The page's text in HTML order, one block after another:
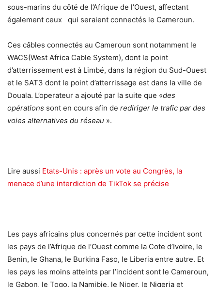
sous-marins du côté de l’Afrique de l’Ouest, affectant
également ceux qui seraient connectés le Cameroun.
Ces câbles connectés au Cameroun sont notamment le
WACS(West Africa Cable System), dont le point
d’atterrissement est à Limbé, dans la région du Sud-Ouest
et le SAT3 dont le point d’atterrissage est dans la ville de
Douala. L’operateur a ajouté par la suite que «des
opérations sont en cours afin de rediriger le trafic par des
voies alternatives du réseau ».
Lire aussi Etats-Unis : après un vote au Congrès, la
menace d’une interdiction de TikTok se précise
Les pays africains plus concernés par cette incident sont
les pays de l’Afrique de l’Ouest comme la Cote d’Ivoire, le
Benin, le Ghana, le Burkina Faso, le Liberia entre autre. Et
les pays les moins atteints par l’incident sont le Cameroun,
le Gabon, le Togo, la Namibie, le Niger, le Nigeria et